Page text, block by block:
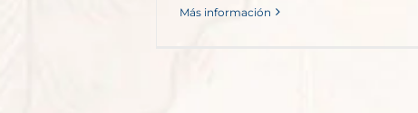
Más información